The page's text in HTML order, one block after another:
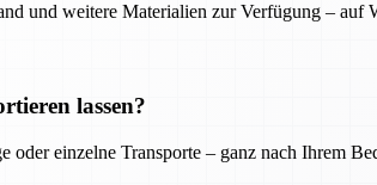
und weitere Materialien zur Verfügung – auf
lassen?
einzelne Transporte – ganz nach Ihrem